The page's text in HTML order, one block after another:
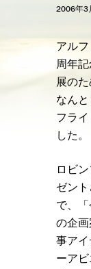
2006年3
アル
周年
展の
なん
フラ
した。
ロビ
ゼン
で、「
の企
事ア
ーア